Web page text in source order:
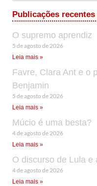
Publicações recentes
O supremo aprendiz
5 de agosto de 2026
Leia mais »
Favre, Clara Ant e o
Benjamin
5 de agosto de 2026
Leia mais »
Múcio é uma besta?
4 de agosto de 2026
Leia mais »
O discurso de Lula e
4 de agosto de 2026
Leia mais »